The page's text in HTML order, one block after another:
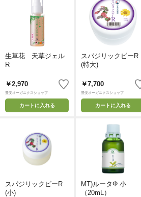
生草花 天草ジェル
R
￥2,970
豊受オーガニクスショップ
カートに入れる
スパジリックビーR
(特大)
￥7,700
豊受オーガニクスショップ
カートに入れる
スパジリックビーR
(小)
MT)ルータΦ 小
（20mL）